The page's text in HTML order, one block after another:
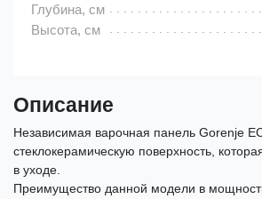
Глубина, см
Высота, см
Описание
Независимая варочная панель Gorenje
стеклокерамическую поверхность,
в уходе.
Преимущество данной модели в